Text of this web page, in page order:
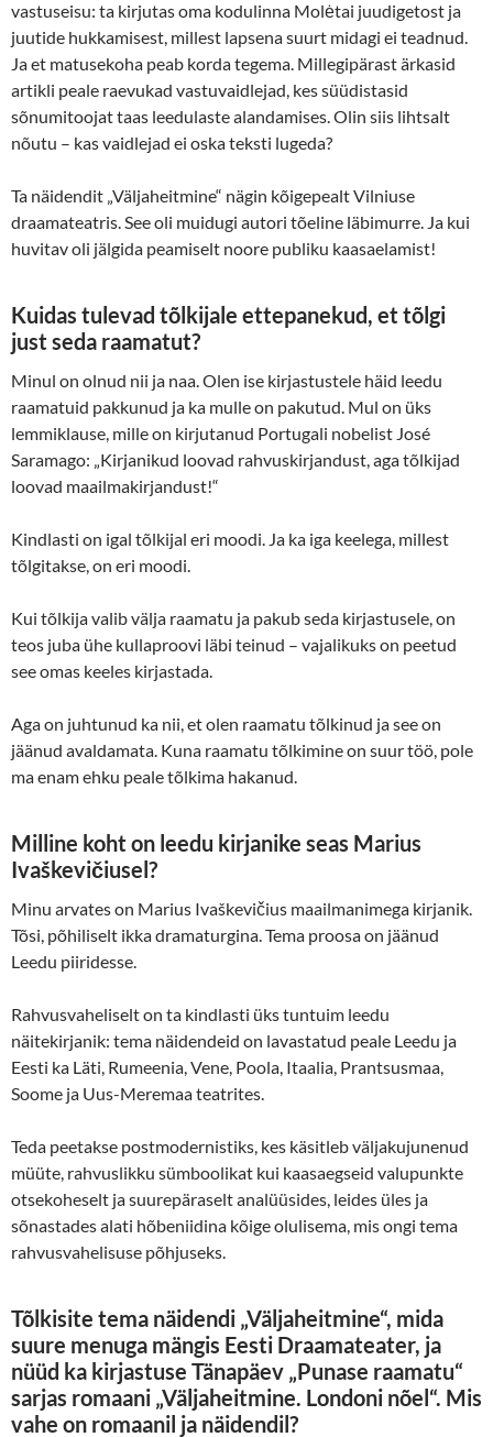
vastuseisu: ta kirjutas oma kodulinna Molėtai juudigetost ja
juutide hukkamisest, millest lapsena suurt midagi ei teadnud.
Ja et matusekoha peab korda tegema. Millegipärast ärkasid
artikli peale raevukad vastuvaidlejad, kes süüdistasid
sõnumitoojat taas leedulaste alandamises. Olin siis lihtsalt
nõutu – kas vaidlejad ei oska teksti lugeda?
Ta näidendit „Väljaheitmine“ nägin kõigepealt Vilniuse
draamateatris. See oli muidugi autori tõeline läbimurre. Ja kui
huvitav oli jälgida peamiselt noore publiku kaasaelamist!
Kuidas tulevad tõlkijale ettepanekud, et tõlgi
just seda raamatut?
Minul on olnud nii ja naa. Olen ise kirjastustele häid leedu
raamatuid pakkunud ja ka mulle on pakutud. Mul on üks
lemmiklause, mille on kirjutanud Portugali nobelist José
Saramago: „Kirjanikud loovad rahvuskirjandust, aga tõlkijad
loovad maailmakirjandust!“
Kindlasti on igal tõlkijal eri moodi. Ja ka iga keelega, millest
tõlgitakse, on eri moodi.
Kui tõlkija valib välja raamatu ja pakub seda kirjastusele, on
teos juba ühe kullaproovi läbi teinud – vajalikuks on peetud
see omas keeles kirjastada.
Aga on juhtunud ka nii, et olen raamatu tõlkinud ja see on
jäänud avaldamata. Kuna raamatu tõlkimine on suur töö, pole
ma enam ehku peale tõlkima hakanud.
Milline koht on leedu kirjanike seas Marius
Ivaškevičiusel?
Minu arvates on Marius Ivaškevičius maailmanimega kirjanik.
Tõsi, põhiliselt ikka dramaturgina. Tema proosa on jäänud
Leedu piiridesse.
Rahvusvaheliselt on ta kindlasti üks tuntuim leedu
näitekirjanik: tema näidendeid on lavastatud peale Leedu ja
Eesti ka Läti, Rumeenia, Vene, Poola, Itaalia, Prantsusmaa,
Soome ja Uus-Meremaa teatrites.
Teda peetakse postmodernistiks, kes käsitleb väljakujunenud
müüte, rahvuslikku sümboolikat kui kaasaegseid valupunkte
otsekoheselt ja suurepäraselt analüüsides, leides üles ja
sõnastades alati hõbeniidina kõige olulisema, mis ongi tema
rahvusvahelisuse põhjuseks.
Tõlkisite tema näidendi „Väljaheitmine“, mida
suure menuga mängis Eesti Draamateater, ja
nüüd ka kirjastuse Tänapäev „Punase raamatu“
sarjas romaani „Väljaheitmine. Londoni nõel“. Mis
vahe on romaanil ja näidendil?